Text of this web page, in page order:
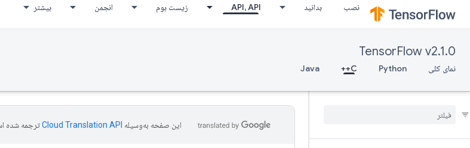
نصب بدانید API، API زیست بوم انجمن بیشتر
TensorFlow v2.1.0
نمای کلی Python
C++
Java
این صفحه به‌وسیله ترجمه شده